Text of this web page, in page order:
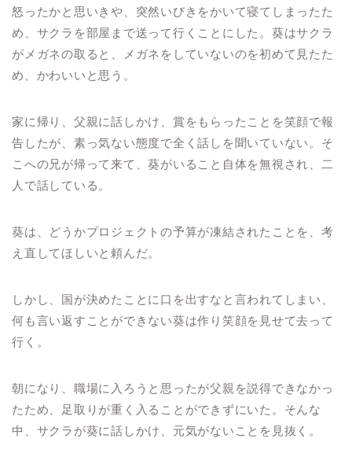
怒ったかと思いきや、突然いびきをかいて寝てしまったた
め、サクラを部屋まで送って行くことにした。葵はサクラ
がメガネの取ると、メガネをしていないのを初めて見たた
め、かわいいと思う。
家に帰り、父親に話しかけ、賞をもらったことを笑顔で報
告したが、素っ気ない態度で全く話しを聞いていない。そ
こへの兄が帰って来て、葵がいること自体を無視され、二
人で話している。
葵は、どうかプロジェクトの予算が凍結されたことを、考
え直してほしいと頼んだ。
しかし、国が決めたことに口を出すなと言われてしまい、
何も言い返すことができない葵は作り笑顔を見せて去って
行く。
朝になり、職場に入ろうと思ったが父親を説得できなかっ
たため、足取りが重く入ることができずにいた。そんな
中、サクラが葵に話しかけ、元気がないことを見抜く。